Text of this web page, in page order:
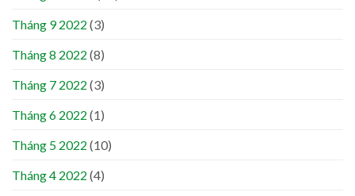
Tháng 9 2022 (3)
Tháng 8 2022 (8)
Tháng 7 2022 (3)
Tháng 6 2022 (1)
Tháng 5 2022 (10)
Tháng 4 2022 (4)